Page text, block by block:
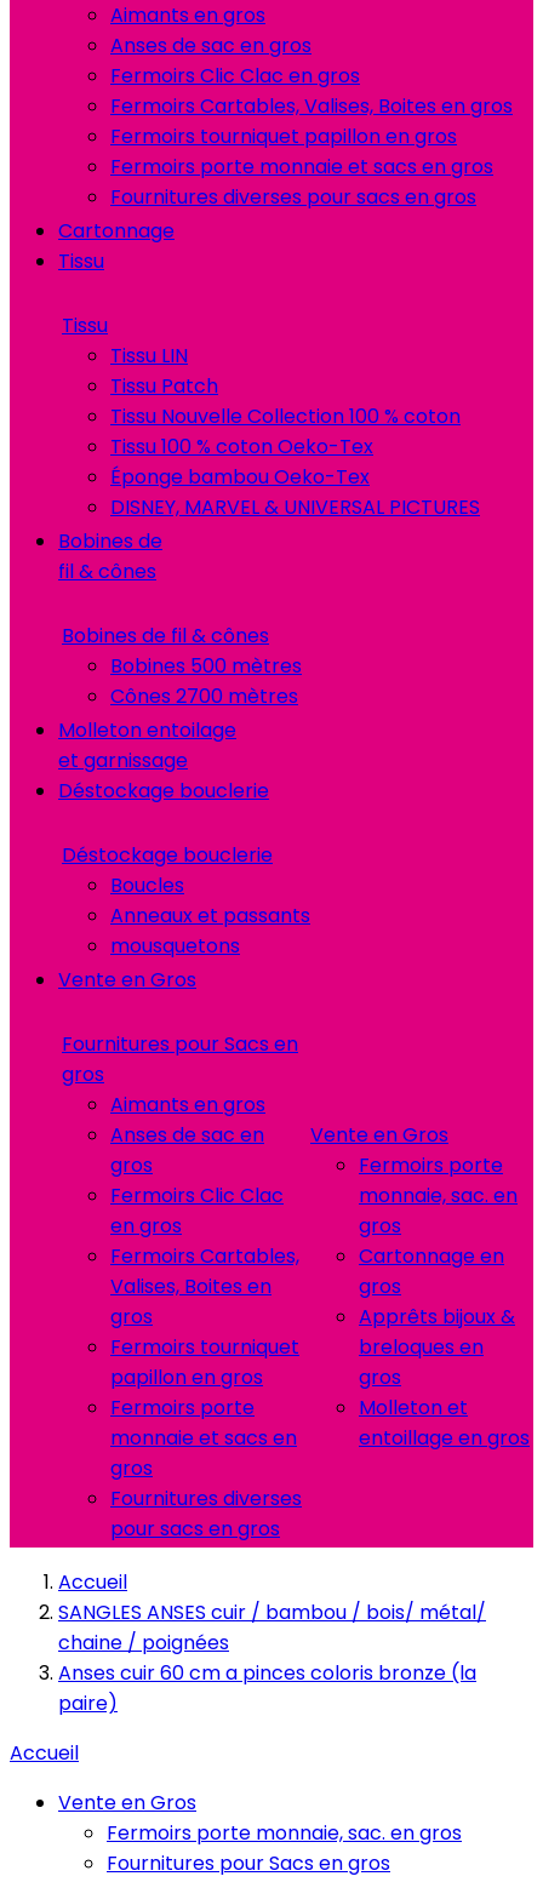
Aimants en gros
Anses de sac en gros
Fermoirs Clic Clac en gros
Fermoirs Cartables, Valises, Boites en gros
Fermoirs tourniquet papillon en gros
Fermoirs porte monnaie et sacs en gros
Fournitures diverses pour sacs en gros
Cartonnage
Tissu
Tissu
Tissu LIN
Tissu Patch
Tissu Nouvelle Collection 100 % coton
Tissu 100 % coton Oeko-Tex
Éponge bambou Oeko-Tex
DISNEY, MARVEL & UNIVERSAL PICTURES
Bobines de
fil & cônes
Bobines de fil & cônes
Bobines 500 mètres
Cônes 2700 mètres
Molleton entoilage
et garnissage
Déstockage bouclerie
Déstockage bouclerie
Boucles
Anneaux et passants
mousquetons
Vente en Gros
Fournitures pour Sacs en
gros
Aimants en gros
Anses de sac en
gros
Fermoirs Clic Clac
en gros
Fermoirs Cartables,
Valises, Boites en
gros
Fermoirs tourniquet
papillon en gros
Fermoirs porte
monnaie et sacs en
gros
Fournitures diverses
pour sacs en gros
Vente en Gros
Fermoirs porte
monnaie, sac. en
gros
Cartonnage en
gros
Apprêts bijoux &
breloques en
gros
Molleton et
entoillage en gros
Accueil
SANGLES ANSES cuir / bambou / bois/ métal/
chaine / poignées
Anses cuir 60 cm a pinces coloris bronze (la
paire)
Accueil
Vente en Gros
Fermoirs porte monnaie, sac. en gros
Fournitures pour Sacs en gros